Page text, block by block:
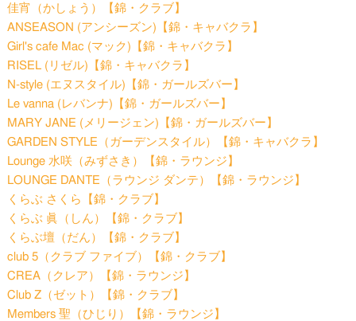
佳宵（かしょう）【錦・クラブ】
ANSEASON (アンシーズン)【錦・キャバクラ】
Girl's cafe Mac (マック)【錦・キャバクラ】
RISEL (リゼル)【錦・キャバクラ】
N-style (エヌスタイル)【錦・ガールズバー】
Le vanna (レバンナ)【錦・ガールズバー】
MARY JANE (メリージェン)【錦・ガールズバー】
GARDEN STYLE（ガーデンスタイル）【錦・キャバクラ】
Lounge 水咲（みずさき）【錦・ラウンジ】
LOUNGE DANTE（ラウンジ ダンテ）【錦・ラウンジ】
くらぶ さくら【錦・クラブ】
くらぶ 眞（しん）【錦・クラブ】
くらぶ壇（だん）【錦・クラブ】
club 5（クラブ ファイブ）【錦・クラブ】
CREA（クレア）【錦・ラウンジ】
Club Z（ゼット）【錦・クラブ】
Members 聖（ひじり）【錦・ラウンジ】